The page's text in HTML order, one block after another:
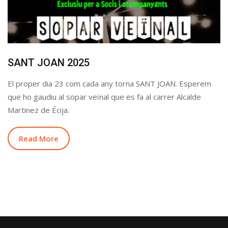
SANT JOAN 2025
El proper dia 23 com cada any torna SANT JOAN. Esperem
que ho gaudiu al sopar veïnal que es fa al carrer Alcalde
Martinez de Écija.
Read More